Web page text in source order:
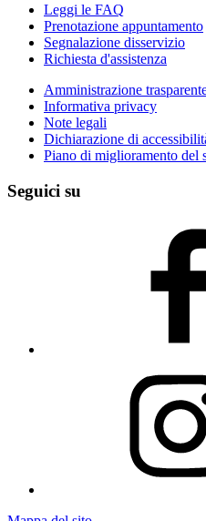
Leggi le FAQ
Prenotazione appuntamento
Segnalazione disservizio
Richiesta d'assistenza
Amministrazione
Informativa privacy
Note legali
Dichiarazione di
Piano di miglioramento del
Seguici su